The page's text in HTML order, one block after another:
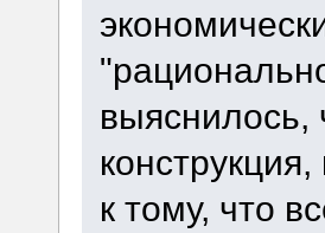
выяснилось,
к тому, что